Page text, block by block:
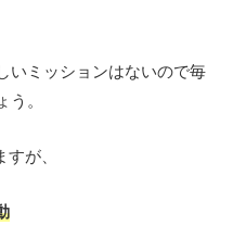
いミッションはないので毎
。
が、